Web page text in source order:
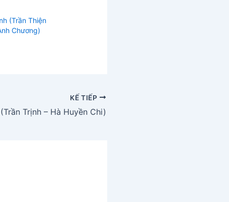
(Trần Thiện
Chương)
KẾ TIẾP
Trịnh – Hà Huyền Chi)